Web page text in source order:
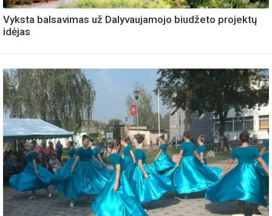
Vyksta balsavimas už Dalyvaujamojo biudžeto projektų
idėjas